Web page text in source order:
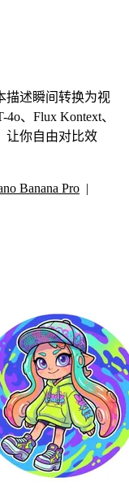
描述瞬间转换为视
、Flux Kontext、
让你自由对比效
Banana Pro |